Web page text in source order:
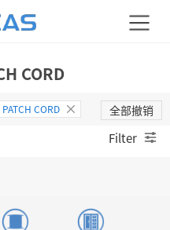
CORD
CORD 全部撤销
Filter